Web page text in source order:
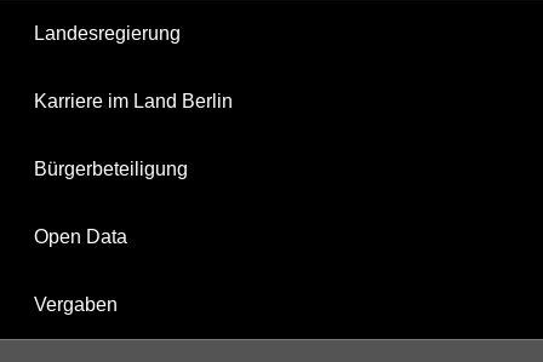
Landesregierung
Karriere im Land Berlin
Bürgerbeteiligung
Open Data
Vergaben